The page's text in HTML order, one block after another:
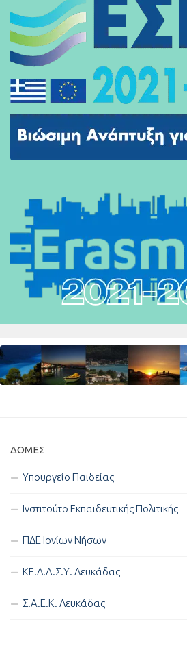
ΔΟΜΈΣ
Υπουργείο Παιδείας
Ινστιτούτο Εκπαιδευτικής Πολιτικής
ΠΔΕ Ιονίων Νήσων
ΚΕ.Δ.Α.Σ.Υ. Λευκάδας
Σ.Α.Ε.Κ. Λευκάδας